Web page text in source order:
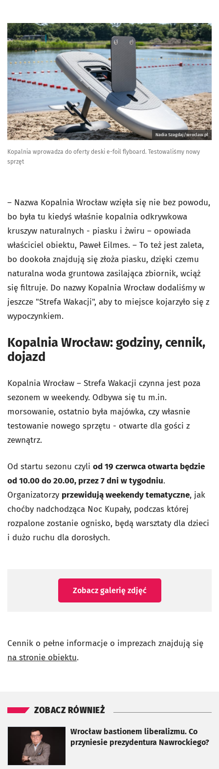
Nadia Szagdaj/wroclaw.pl
Kopalnia wprowadza do oferty deski e-foil flyboard. Testowaliśmy nowy
sprzęt
– Nazwa Kopalnia Wrocław wzięła się nie bez powodu,
bo była tu kiedyś właśnie kopalnia odkrywkowa
kruszyw naturalnych - piasku i żwiru – opowiada
właściciel obiektu, Paweł Eilmes. – To też jest zaleta,
bo dookoła znajdują się złoża piasku, dzięki czemu
naturalna woda gruntowa zasilająca zbiornik, wciąż
się filtruje. Do nazwy Kopalnia Wrocław dodaliśmy w
jeszcze "Strefa Wakacji", aby to miejsce kojarzyło się z
wypoczynkiem.
Kopalnia Wrocław: godziny, cennik,
dojazd
Kopalnia Wrocław – Strefa Wakacji czynna jest poza
sezonem w weekendy. Odbywa się tu m.in.
morsowanie, ostatnio była majówka, czy własnie
testowanie nowego sprzętu - otwarte dla gości z
zewnątrz.
Od startu sezonu czyli od 19 czerwca otwarta będzie
od 10.00 do 20.00, przez 7 dni w tygodniu.
Organizatorzy przewidują weekendy tematyczne, jak
choćby nadchodząca Noc Kupały, podczas której
rozpalone zostanie ognisko, będą warsztaty dla dzieci
i dużo ruchu dla dorosłych.
Zobacz galerię zdjęć
Cennik o pełne informacje o imprezach znajdują się
na stronie obiektu.
ZOBACZ RÓWNIEŻ
Wrocław bastionem liberalizmu. Co
przyniesie prezydentura Nawrockiego?
otworzy się w nowej karcie